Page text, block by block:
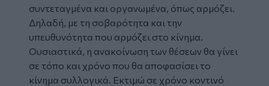
συντεταγμένα και οργανωμένα, όπως αρμόζει.
Δηλαδή, με τη σοβαρότητα και την
υπευθυνότητα που αρμόζει στο κίνημα.
Ουσιαστικά, η ανακοίνωση των θέσεων θα γίνει
σε τόπο και χρόνο που θα αποφασίσει το
κίνημα συλλογικά. Εκτιμώ σε χρόνο κοντινό